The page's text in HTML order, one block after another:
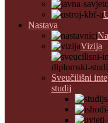
Nastava
Vizija
Sveučilišni
studij